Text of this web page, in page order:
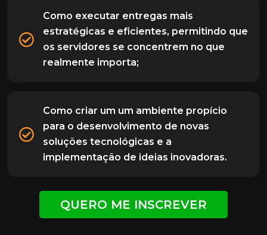
Como executar entregas mais
estratégicas e eficientes, permitindo que
os servidores se concentrem no que
realmente importa;
Como criar um um ambiente propício
para o desenvolvimento de novas
soluções tecnológicas e a
implementação de ideias inovadoras.
QUERO ME INSCREVER